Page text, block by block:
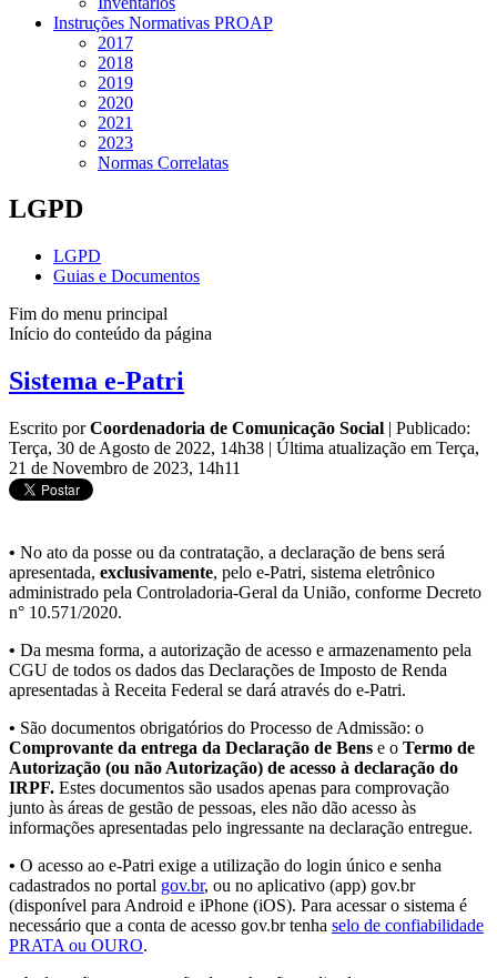
Instruções Normativas PROAP
2017
2018
2019
2020
2021
2023
Normas Correlatas
LGPD
LGPD
Guias e Documentos
Fim do menu principal
Início do conteúdo da página
Sistema e-Patri
Escrito porCoordenadoria de Comunicação Social | Publicado:
Terça, 30 de Agosto de 2022, 14h38 | Última atualização em Terça,
21 de Novembro de 2023, 14h11
• No ato da posse ou da contratação, a declaração de bens será
apresentada, exclusivamente, pelo e-Patri, sistema eletrônico
administrado pela Controladoria-Geral da União, conforme Decreto
n° 10.571/2020.
• Da mesma forma, a autorização de acesso e armazenamento pela
CGU de todos os dados das Declarações de Imposto de Renda
apresentadas à Receita Federal se dará através do e-Patri.
• São documentos obrigatórios do Processo de Admissão: o
Comprovante da entrega da Declaração de Bens e o Termo de
Autorização (ou não Autorização) de acesso à declaração do
IRPF. Estes documentos são usados apenas para comprovação
junto às áreas de gestão de pessoas, eles não dão acesso às
informações apresentadas pelo ingressante na declaração entregue.
• O acesso ao e-Patri exige a utilização do login único e senha
cadastrados no portal gov.br, ou no aplicativo (app) gov.br
(disponível para Android e iPhone (iOS). Para acessar o sistema é
necessário que a conta de acesso gov.br tenha selo de confiabilidade
PRATA ou OURO.